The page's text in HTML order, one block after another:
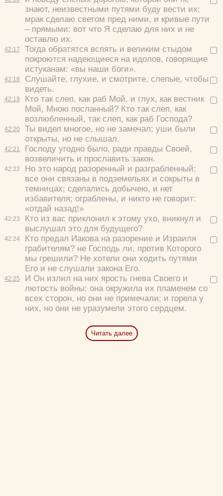
42:17
42:18
42:19
42:20
42:21
42:22
42:23
42:24
42:25
знают, неизвестными путями буду вести их;
мрак сделаю светом пред ними, и кривые пути
– прямыми: вот что Я сделаю для них и не
оставлю их.
Тогда обратятся вспять и великим стыдом
покроются надеющиеся на идолов, говорящие
истуканам: «вы наши боги».
Слушайте, глухие, и смотрите, слепые, чтобы
видеть.
Кто так слеп, как раб Мой, и глух, как вестник
Мой, Мною посланный? Кто так слеп, как
возлюбленный, так слеп, как раб Господа?
Ты видел многое, но не замечал; уши были
открыты, но не слышал.
Господу угодно было, ради правды Своей,
возвеличить и прославить закон.
Но это народ разоренный и разграбленный;
все они связаны в подземельях и сокрыты в
темницах; сделались добычею, и нет
избавителя; ограблены, и никто не говорит:
«отдай назад!»
Кто из вас приклонил к этому ухо, вникнул и
выслушал это для будущего?
Кто предал Иакова на разорение и Израиля
грабителям? не Господь ли, против Которого
мы грешили? Не хотели они ходить путями
Его и не слушали закона Его.
И Он излил на них ярость гнева Своего и
лютость войны: она окружила их пламенем со
всех сторон, но они не примечали; и горела у
них, но они не уразумели этого сердцем.
Читать далее
ХорошоНет
Вход
Регистрация
Цвет:
Удалить